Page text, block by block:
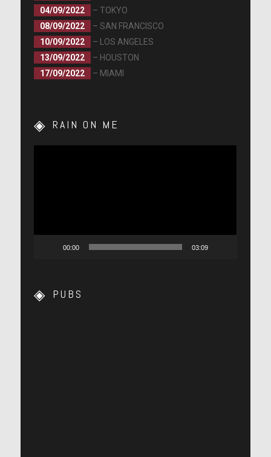
04/09/2022
– TOKYO
08/09/2022
– SAN FRANCISCO
10/09/2022
– LOS ANGELES
13/09/2022
– HOUSTON
17/09/2022
– MIAMI
RAIN ON ME
00:00 03:09
PUBS